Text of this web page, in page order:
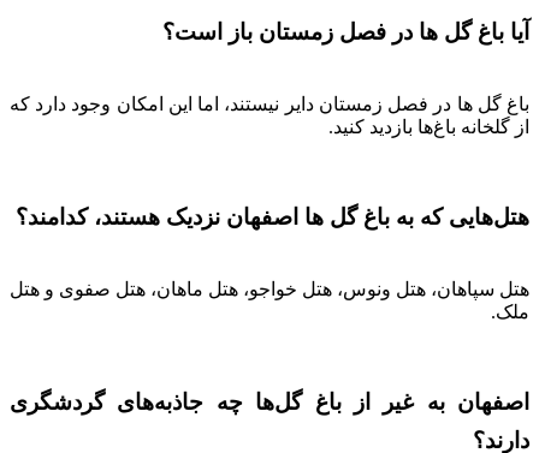
آیا باغ گل ها در فصل زمستان باز است؟
باغ گل ها در فصل زمستان دایر نیستند، اما این امکان وجود دارد که
از گلخانه باغ‌ها بازدید کنید.
هتل‌هایی که به باغ گل ها اصفهان نزدیک هستند، کدامند؟
هتل سپاهان، هتل ونوس، هتل خواجو، هتل ماهان، هتل صفوی و هتل
ملک.
اصفهان به غیر از باغ گل‌ها چه جاذبه‌های گردشگری
دارند؟